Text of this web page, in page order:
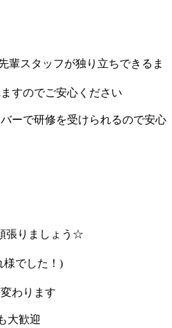
輩スタッフが独り立ちできるま
すのでご安心ください
ーで研修を受けられるので安心
張りましょう☆
様でした！)
わります
大歓迎